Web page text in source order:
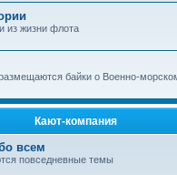
из жизни флота
байки о Военно-
Кают-компания
всем
повседневные темы